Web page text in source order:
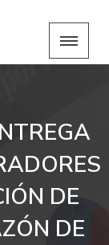
DE
DE